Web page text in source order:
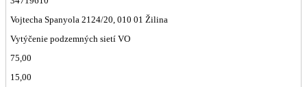
Vojtecha Spanyola 2124/20, 010 01 Žilina
Vytýčenie podzemných sietí VO
75,00
15,00